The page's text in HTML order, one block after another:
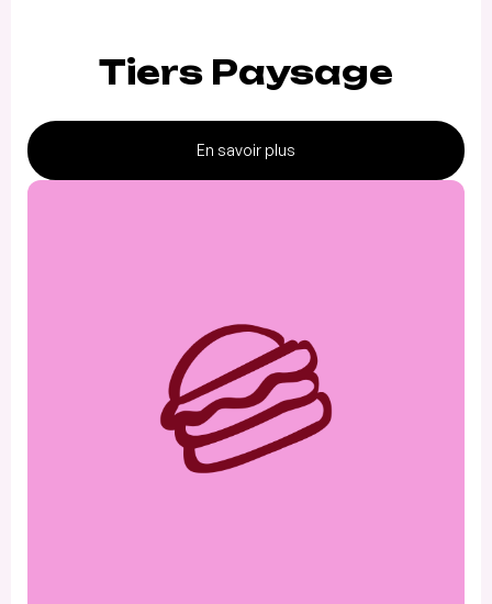
Tiers Paysage
En savoir plus